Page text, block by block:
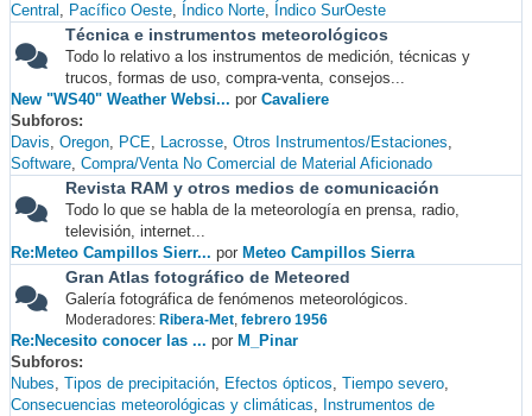
Central
Pacífico Oeste Índico Norte Índico SurOeste
Técnica e instrumentos meteorológicos
Todo lo relativo a los instrumentos de medición, técnicas y
trucos, formas de uso, compra-venta, consejos...
New "WS40" Weather Websi... por Cavaliere
Subforos
Davis Oregon PCE Lacrosse Otros Instrumentos/Estaciones
Software Compra/Venta No Comercial de Material Aficionado
Revista RAM y otros medios de comunicación
Todo lo que se habla de la meteorología en prensa, radio,
televisión, internet...
Re:Meteo Campillos Sierr... por Meteo Campillos Sierra
Gran Atlas fotográfico de Meteored
Galería fotográfica de fenómenos meteorológicos.
Moderadores: Ribera-Met, febrero 1956
Re:Necesito conocer las ... por M_Pinar
Subforos
Nubes Tipos de precipitación Efectos ópticos Tiempo severo
Consecuencias meteorológicas y climáticas
Instrumentos de